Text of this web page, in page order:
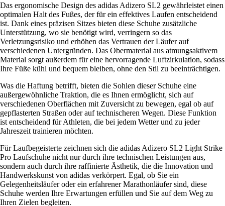
Das ergonomische Design des adidas Adizero SL2 gewährleistet einen
optimalen Halt des Fußes, der für ein effektives Laufen entscheidend
ist. Dank eines präzisen Sitzes bieten diese Schuhe zusätzliche
Unterstützung, wo sie benötigt wird, verringern so das
Verletzungsrisiko und erhöhen das Vertrauen der Läufer auf
verschiedenen Untergründen. Das Obermaterial aus atmungsaktivem
Material sorgt außerdem für eine hervorragende Luftzirkulation, sodass
Ihre Füße kühl und bequem bleiben, ohne den Stil zu beeinträchtigen.
Was die Haftung betrifft, bieten die Sohlen dieser Schuhe eine
außergewöhnliche Traktion, die es Ihnen ermöglicht, sich auf
verschiedenen Oberflächen mit Zuversicht zu bewegen, egal ob auf
gepflasterten Straßen oder auf technischeren Wegen. Diese Funktion
ist entscheidend für Athleten, die bei jedem Wetter und zu jeder
Jahreszeit trainieren möchten.
Für Laufbegeisterte zeichnen sich die adidas Adizero SL2 Light Strike
Pro Laufschuhe nicht nur durch ihre technischen Leistungen aus,
sondern auch durch ihre raffinierte Ästhetik, die die Innovation und
Handwerkskunst von adidas verkörpert. Egal, ob Sie ein
Gelegenheitsläufer oder ein erfahrener Marathonläufer sind, diese
Schuhe werden Ihre Erwartungen erfüllen und Sie auf dem Weg zu
Ihren Zielen begleiten.